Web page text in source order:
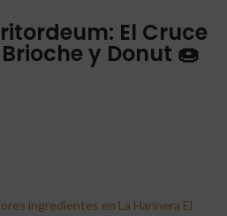
El Cruce
y Donut 🍩
ingredientes en La Harinera El